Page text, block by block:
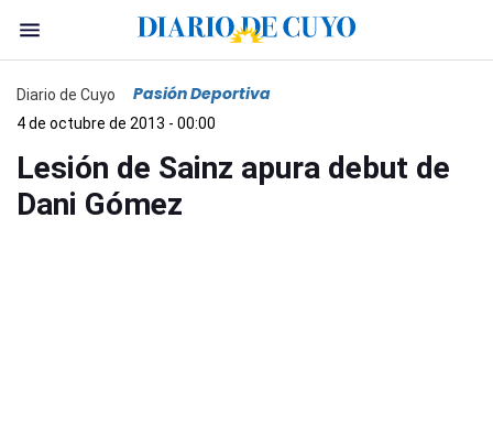
Diario de Cuyo Pasión Deportiva
4 de octubre de 2013 - 00:00
Lesión de Sainz apura debut de
Dani Gómez